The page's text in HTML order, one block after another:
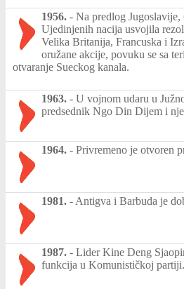
1956. - Na predlog Jugoslavije,
Ujedinjenih nacija usvojila
Velika Britanija, Francuska i
oružane akcije, povuku se sa
otvaranje Sueckog kanala.
1963. - U vojnom udaru u
predsednik Ngo Din Dijem i
1964. - Privremeno je otvoren
1981. - Antigva i Barbuda je
1987. - Lider Kine Deng
funkcija u Komunističkoj partiji.